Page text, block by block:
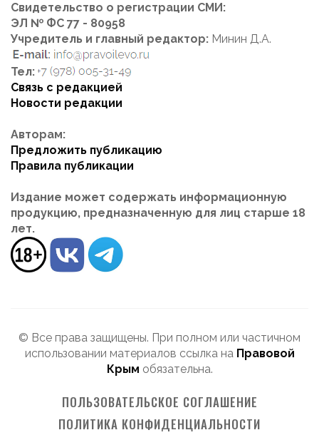
Свидетельство о регистрации СМИ:
ЭЛ № ФС 77 - 80958
Учредитель и главный редактор: Минин Д.А.
Тел:
Связь с редакцией
Новости редакции
Авторам:
Предложить публикацию
Правила публикации
Издание может содержать информационную
продукцию, предназначенную для лиц старше 18
лет.
© Все права защищены. При полном или частичном
использовании материалов ссылка на Правовой
Крым обязательна.
ПОЛЬЗОВАТЕЛЬСКОЕ СОГЛАШЕНИЕ
ПОЛИТИКА КОНФИДЕНЦИАЛЬНОСТИ